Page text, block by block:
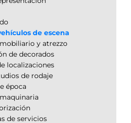
de escena
y atrezzo
de decorados
localizaciones
de rodaje
época
de servicios